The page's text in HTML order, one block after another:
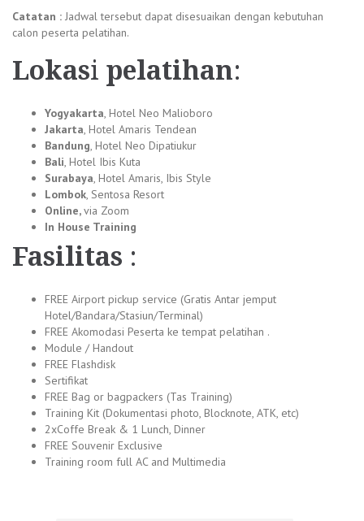
Catatan : Jadwal tersebut dapat disesuaikan dengan kebutuhan
calon peserta pelatihan.
Lokasi pelatihan:
Yogyakarta, Hotel Neo Malioboro
Jakarta, Hotel Amaris Tendean
Bandung, Hotel Neo Dipatiukur
Bali, Hotel Ibis Kuta
Surabaya, Hotel Amaris, Ibis Style
Lombok, Sentosa Resort
Online,via Zoom
In House Training
Fasilitas :
FREE Airport pickup service (Gratis Antar jemput
Hotel/Bandara/Stasiun/Terminal)
FREE Akomodasi Peserta ke tempat pelatihan .
Module / Handout
FREE Flashdisk
Sertifikat
FREE Bag or bagpackers (Tas Training)
Training Kit (Dokumentasi photo, Blocknote, ATK, etc)
2xCoffe Break & 1 Lunch, Dinner
FREE Souvenir Exclusive
Training room full AC and Multimedia